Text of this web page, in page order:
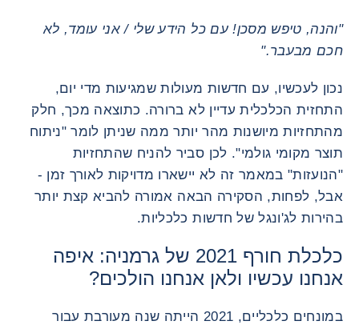
"והנה, טיפש מסכן! עם כל הידע שלי / אני עומד, לא
חכם מבעבר."
נכון לעכשיו, עם חדשות מעולות שמגיעות מדי יום,
התחזית הכלכלית עדיין לא ברורה. כתוצאה מכך, חלק
מהתחזיות מיושנות מהר יותר ממה שניתן לומר "ניתוח
תוצר מקומי גולמי". לכן סביר להניח שהתחזיות
"הנועזות" במאמר זה לא יישארו מדויקות לאורך זמן -
אבל, לפחות, הסקירה הבאה אמורה להביא קצת יותר
בהירות לג'ונגל של חדשות כלכליות.
כלכלת חורף 2021 של גרמניה: איפה
אנחנו עכשיו ולאן אנחנו הולכים?
במונחים כלכליים, 2021 הייתה שנה מעורבת עבור